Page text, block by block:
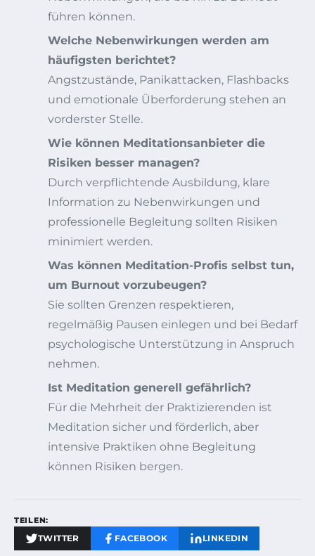
führen können.
Welche Nebenwirkungen werden am
häufigsten berichtet?
Angstzustände, Panikattacken, Flashbacks
und emotionale Überforderung stehen an
vorderster Stelle.
Wie können Meditationsanbieter die
Risiken besser managen?
Durch verpflichtende Ausbildung, klare
Information zu Nebenwirkungen und
professionelle Begleitung sollten Risiken
minimiert werden.
Was können Meditation-Profis selbst tun,
um Burnout vorzubeugen?
Sie sollten Grenzen respektieren,
regelmäßig Pausen einlegen und bei Bedarf
psychologische Unterstützung in Anspruch
nehmen.
Ist Meditation generell gefährlich?
Für die Mehrheit der Praktizierenden ist
Meditation sicher und förderlich, aber
intensive Praktiken ohne Begleitung
können Risiken bergen.
TEILEN:
TWITTER FACEBOOK LINKEDIN